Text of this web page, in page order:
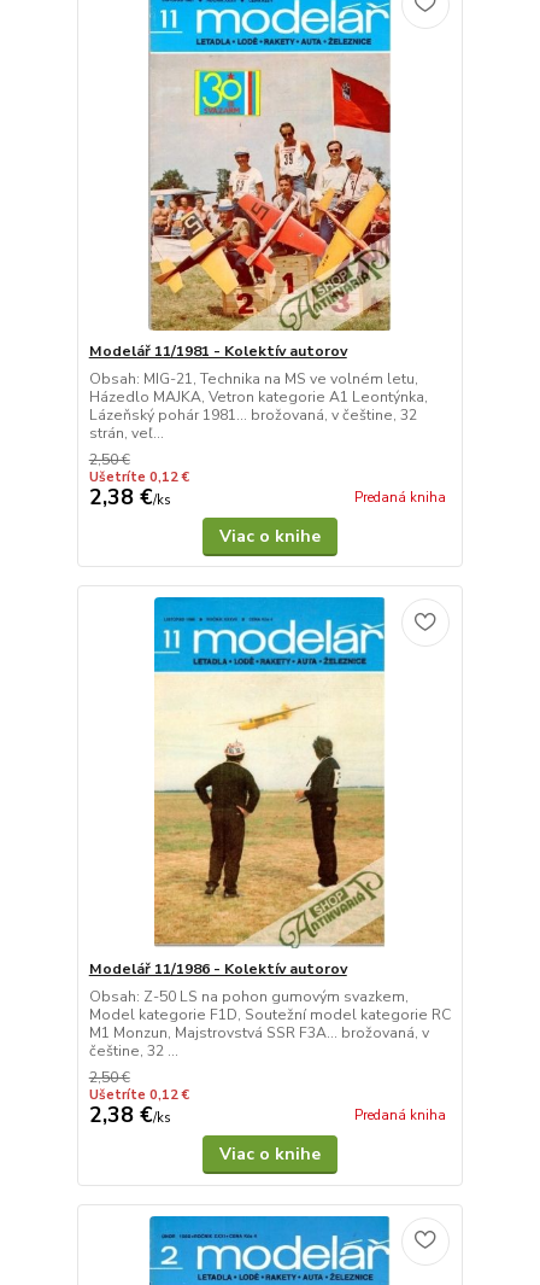
Modelář 11/1981 - Kolektív autorov
Obsah: MIG-21, Technika na MS ve volném letu,
Házedlo MAJKA, Vetron kategorie A1 Leontýnka,
Lázeňský pohár 1981... brožovaná, v češtine, 32
strán, veľ...
2,50 €
Ušetríte 0,12 €
2,38 €/ks Predaná kniha
Viac o knihe
Modelář 11/1986 - Kolektív autorov
Obsah: Z-50 LS na pohon gumovým svazkem,
Model kategorie F1D, Soutežní model kategorie RC
M1 Monzun, Majstrovstvá SSR F3A... brožovaná, v
češtine, 32 ...
2,50 €
Ušetríte 0,12 €
2,38 €/ks Predaná kniha
Viac o knihe